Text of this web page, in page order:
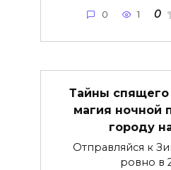
0 1 0
Тайны спящего
магия ночной
городу
Отправляйся к
ровно в